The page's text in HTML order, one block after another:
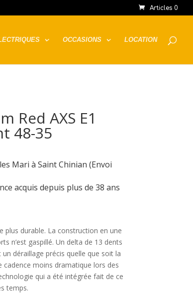
Articles 0
OCCASIONS LOCATION
Red AXS E1
48-35
Mari à Saint Chinian (Envoi
acquis depuis plus de 38 ans
plus durable. La construction en une
n’est gaspillé. Un delta de 13 dents
déraillage précis quelle que soit la
cadence moins dramatique lors des
qui a été intégrée fait de ce
temps.